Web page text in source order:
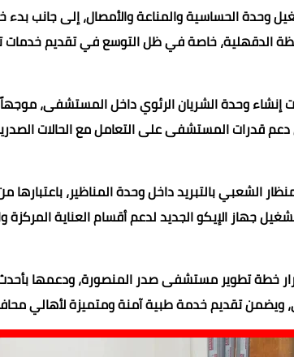
وحدة الحساسية والمناعة والأمصال، إلى جانب بدء
الدقهلية، خاصة في ظل التوسع في تقديم
إنشاء وحدة الشريان الرئوي داخل المستشفى،
دعم قدرات المستشفى على التعامل مع الحالات
الشعبي بالتبريد داخل وحدة المناظير، باعتبارها
جهاز الإيكو الجديد لدعم أقسام العناية
خطة تطوير مستشفى صدر المنصورة، ودعمها
ويضمن تقديم خدمة طبية آمنة ومتميزة لأهالي